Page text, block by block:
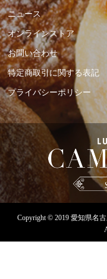
ニュース
オンラインストア
お問い合わせ
特定商取引に関する表記
プライバシーポリシー
Copyright © 2019 愛知県名